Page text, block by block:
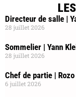
Directeur de salle |
28 juillet 2026
Sommelier | Yann
28 juillet 2026
Chef de partie |
6 juillet 2026